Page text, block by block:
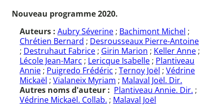
Nouveau programme 2020.
Auteurs : Aubry Séverine ; Bachimont Michel ;
Chrétien Bernard ; Desrousseaux Pierre-Antoine
; Destruhaut Fabrice ; Girin Marion ; Keller Anne ;
Lécole Jean-Marc ; Lericque Isabelle ; Plantiveau
Annie ; Puigredo Frédéric ; Ternoy Joël ; Védrine
Mickaël ; Vialaneix Myriam ; Malaval Joël. Dir.
Autres noms d'auteur : Plantiveau Annie. Dir. ;
Védrine Mickaël. Collab. ; Malaval Joël